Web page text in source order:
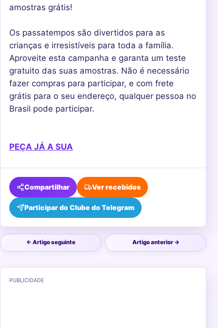
amostras grátis!
Os passatempos são divertidos para as
crianças e irresistíveis para toda a família.
Aproveite esta campanha e garanta um teste
gratuito das suas amostras. Não é necessário
fazer compras para participar, e com frete
grátis para o seu endereço, qualquer pessoa no
Brasil pode participar.
PEÇA JÁ A SUA
Compartilhar
Participar do Clube do Telegram
Ver recebidos
← Artigo seguinte Artigo anterior →
PUBLICIDADE